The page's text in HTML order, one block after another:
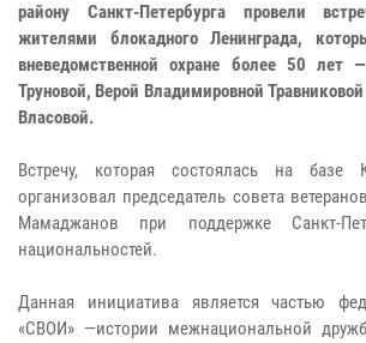
району Санкт-Петербурга провели
жителями блокадного Ленинграда,
вневедомственной охране более 50 лет
Труновой, Верой Владимировной
Власовой.
Встречу, которая состоялась на базе
организовал председатель совета
Мамаджанов при поддержке Санкт-
национальностей.
Данная инициатива является частью
«СВОИ» —истории межнациональной